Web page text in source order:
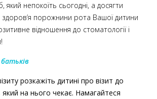
який непокоїть сьогодні, а досягти
порожнини рота Вашої дитини
відношення до стоматології і
розкажіть дитині про візит до
на нього чекає. Намагайтеся